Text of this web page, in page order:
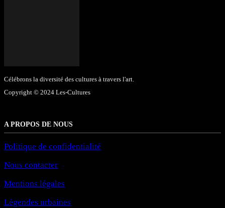
Célébrons la diversité des cultures à travers l'art.
Copyright © 2024 Les-Cultures
A PROPOS DE NOUS
Politique de confidentialité
Nous contacter
Mentions légales
Légendes urbaines